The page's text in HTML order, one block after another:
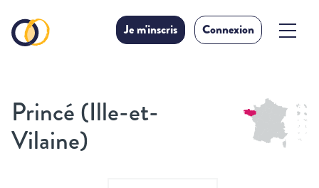
Je m'inscris Connexion
Princé (Ille-et-
Vilaine)